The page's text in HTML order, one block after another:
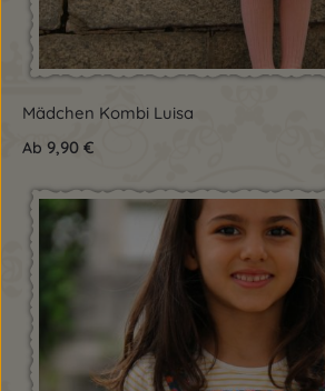
Mädchen Kombi Luisa
Ab 9,90 €